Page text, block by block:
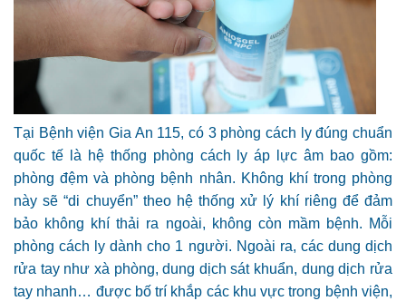
Tại Bệnh viện Gia An 115, có 3 phòng cách ly đúng chuẩn
quốc tế là hệ thống phòng cách ly áp lực âm bao gồm:
phòng đệm và phòng bệnh nhân. Không khí trong phòng
này sẽ “di chuyển” theo hệ thống xử lý khí riêng để đảm
bảo không khí thải ra ngoài, không còn mầm bệnh. Mỗi
phòng cách ly dành cho 1 người. Ngoài ra, các dung dịch
rửa tay như xà phòng, dung dịch sát khuẩn, dung dịch rửa
tay nhanh… được bố trí khắp các khu vực trong bệnh viện,